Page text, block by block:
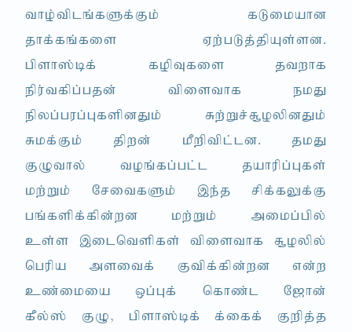
tho;tplq;fSf;Fk; fLikahd
jhf;fq;fis Vw;gLj;jpAs;sd.
gpsh];bf; fopTfis jtwhf
epu;tfpg;gjd; tpisthf ekJ
epyg;gug;GfspdJk; Rw;Wr;R+oypdJk;
Rkf;Fk; jpwd; kPwptpl;ld. jkJ
FOthy; toq;fg;gl;l jahupg;Gfs;
kw;Wk; NritfSk; ,e;j rpf;fYf;F
gq;fspf;fpd;wd kw;Wk; mikg;gpy;
cs;s ,ilntspfs; tpisthf R+oypy;
ngupa msitf; Ftpf;fpd;wd vd;w
cz;ikia xg;Gf; nfhz;l N[hd;
fPy;]; FO> gpsh];bf; f;iff; Fwpj;j